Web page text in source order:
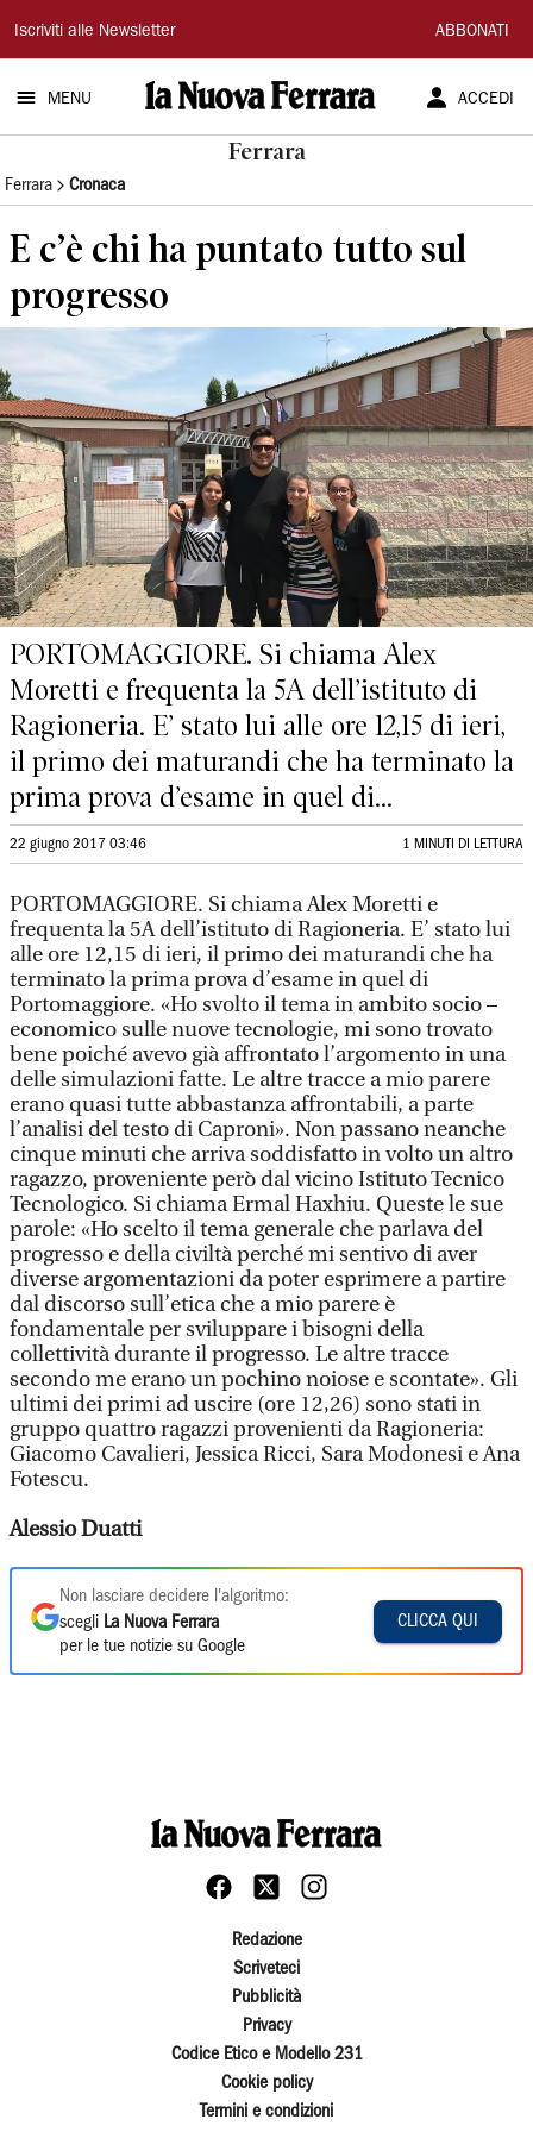
La
Nuova
Ferrara
Iscriviti alle Newsletter ABBONATI
MENU ACCEDI
Ferrara
Ferrara Cronaca
E c’è chi ha puntato tutto sul
progresso
PORTOMAGGIORE. Si chiama Alex
Moretti e frequenta la 5A dell’istituto di
Ragioneria. E’ stato lui alle ore 12,15 di ieri,
il primo dei maturandi che ha terminato la
prima prova d’esame in quel di...
22 giugno 2017 03:46 1 MINUTI DI LETTURA
PORTOMAGGIORE. Si chiama Alex Moretti e
frequenta la 5A dell’istituto di Ragioneria. E’ stato lui
alle ore 12,15 di ieri, il primo dei maturandi che ha
terminato la prima prova d’esame in quel di
Portomaggiore. «Ho svolto il tema in ambito socio –
economico sulle nuove tecnologie, mi sono trovato
bene poiché avevo già affrontato l’argomento in una
delle simulazioni fatte. Le altre tracce a mio parere
erano quasi tutte abbastanza affrontabili, a parte
l’analisi del testo di Caproni». Non passano neanche
cinque minuti che arriva soddisfatto in volto un altro
ragazzo, proveniente però dal vicino Istituto Tecnico
Tecnologico. Si chiama Ermal Haxhiu. Queste le sue
parole: «Ho scelto il tema generale che parlava del
progresso e della civiltà perché mi sentivo di aver
diverse argomentazioni da poter esprimere a partire
dal discorso sull’etica che a mio parere è
fondamentale per sviluppare i bisogni della
collettività durante il progresso. Le altre tracce
secondo me erano un pochino noiose e scontate». Gli
ultimi dei primi ad uscire (ore 12,26) sono stati in
gruppo quattro ragazzi provenienti da Ragioneria:
Giacomo Cavalieri, Jessica Ricci, Sara Modonesi e Ana
Fotescu.
Alessio Duatti
Non lasciare decidere l'algoritmo:
scegli La Nuova Ferrara
per le tue notizie su Google
CLICCA QUI
Redazione
Scriveteci
Pubblicità
Privacy
Codice Etico e Modello 231
Cookie policy
Termini e condizioni